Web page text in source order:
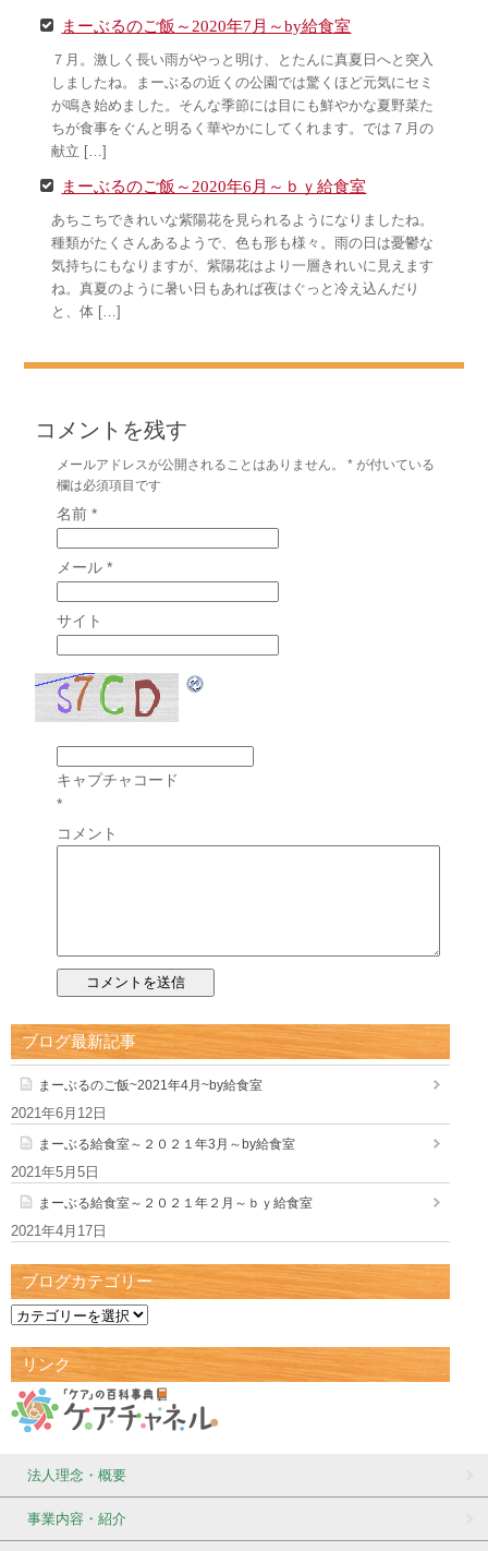
まーぶるのご飯～2020年7月～by給食室
７月。激しく長い雨がやっと明け、とたんに真夏日へと突入
しましたね。まーぶるの近くの公園では驚くほど元気にセミ
が鳴き始めました。そんな季節には目にも鮮やかな夏野菜た
ちが食事をぐんと明るく華やかにしてくれます。では７月の
献立 […]
まーぶるのご飯～2020年6月～ｂｙ給食室
あちこちできれいな紫陽花を見られるようになりましたね。
種類がたくさんあるようで、色も形も様々。雨の日は憂鬱な
気持ちにもなりますが、紫陽花はより一層きれいに見えます
ね。真夏のように暑い日もあれば夜はぐっと冷え込んだり
と、体 […]
コメントを残す
メールアドレスが公開されることはありません。 * が付いている
欄は必須項目です
名前*
メール*
サイト
キャプチャコード
*
コメント
ブログ最新記事
まーぶるのご飯~2021年4月~by給食室
2021年6月12日
まーぶる給食室～２０２１年3月～by給食室
2021年5月5日
まーぶる給食室～２０２１年２月～ｂｙ給食室
2021年4月17日
ブログカテゴリー
リンク
法人理念・概要
事業内容・紹介